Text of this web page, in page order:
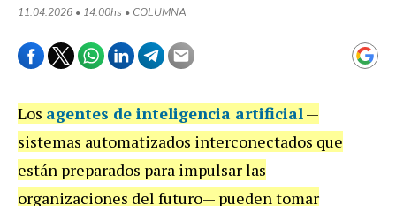
11.04.2026 • 14:00hs • COLUMNA
Los agentes de inteligencia artificial—
sistemas automatizados interconectados que
están preparados para impulsar las
organizaciones del futuro— pueden tomar